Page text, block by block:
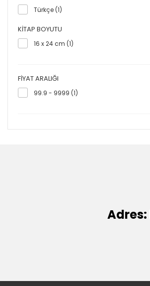
Türkçe (1)
KITAP BOYUTU
16 x 24 cm (1)
FIYAT ARALIĞI
99.9 - 9999 (1)
Adres: